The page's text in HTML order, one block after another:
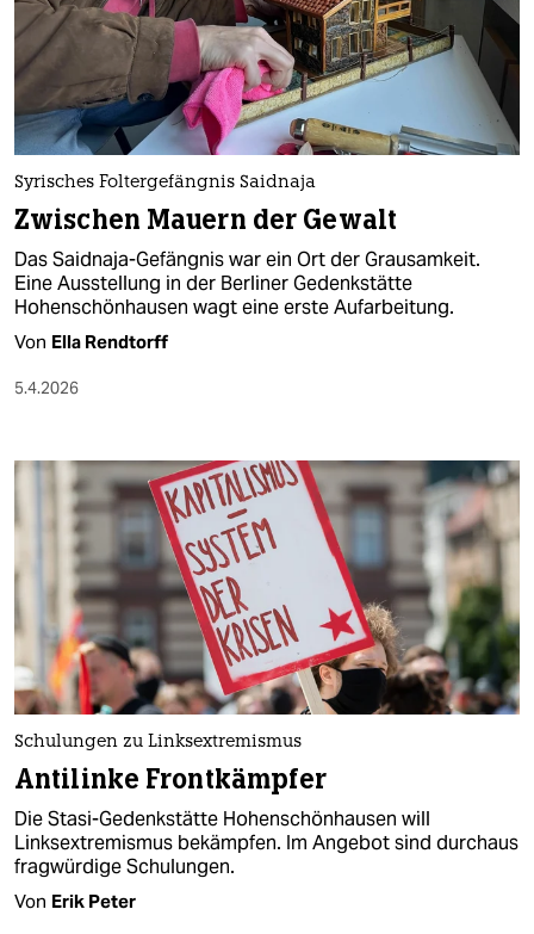
nord
wahrheit
verlag
verlag
veranstaltungen
shop
fragen & hilfe
unterstützen
genossenschaft
epaper login
Syrisches Foltergefängnis Saidnaja
Zwischen Mauern der Gewalt
Das Saidnaja-Gefängnis war ein Ort der Grausamkeit.
Eine Ausstellung in der Berliner Gedenkstätte
Hohenschönhausen wagt eine erste Aufarbeitung.
Von Ella Rendtorff
5.4.2026
Schulungen zu Linksextremismus
Antilinke Frontkämpfer
Die Stasi-Gedenkstätte Hohenschönhausen will
Linksextremismus bekämpfen. Im Angebot sind durchaus
fragwürdige Schulungen.
Von Erik Peter